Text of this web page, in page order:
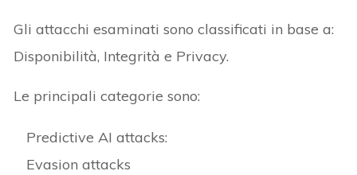
Gli attacchi esaminati sono classificati in base a:
Disponibilità, Integrità e Privacy.
Le principali categorie sono:
Predictive AI attacks:
Evasion attacks